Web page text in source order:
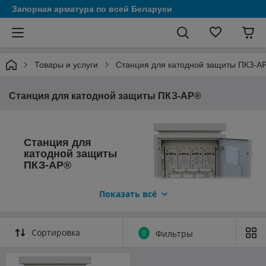
Запорная арматура по всей Беларуси
Товары и услуги Станция для катодной защиты ПКЗ-
Станция для катодной защиты ПКЗ-АР®
Станция для
катодной защиты
ПКЗ-АР®
предназначен для
сооружений, в том числе
Показать всё
Сортировка 0 Фильтры